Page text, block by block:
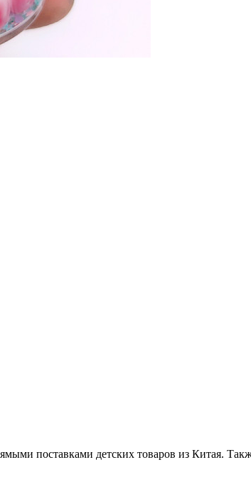
поставками детских товаров из Китая.